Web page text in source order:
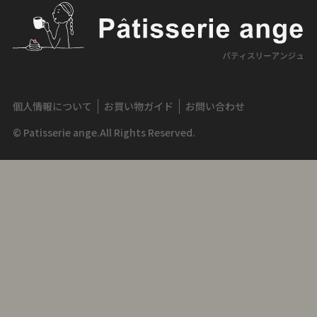
個人情報について お買い物ガイド
お問い合わせ
© Patisserie ange.All Rights Reserved.